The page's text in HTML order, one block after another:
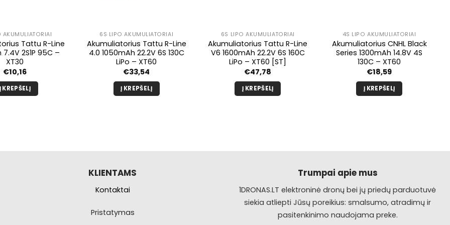
AKUMULIATORIAI
Tattu R-Line
2S1P 95C –
XT30
€10,16
Į KREPŠELĮ
6S LIPO AKUMULIATORIAI
Akumuliatorius Tattu R-Line
4.0 1050mAh 22.2V 6S 130C
LiPo – XT60
€33,54
Į KREPŠELĮ
6S LIPO AKUMULIATORIAI
Akumuliatorius Tattu R-Line
V6 1600mAh 22.2V 6S 160C
LiPo – XT60 [ST]
€47,78
Į KREPŠELĮ
4S LIPO AKUMULIATORIAI
Akumuliatorius CNHL Black
Series 1300mAh 14.8V 4S
130C – XT60
€18,59
Į KREPŠELĮ
KLIENTAMS
Kontaktai
Pristatymas
Trumpai apie mus
1DRONAS.LT elektroninė dronų bei jų priedų parduotuvė
siekia atliepti Jūsų poreikius: smalsumo, atradimų ir
pasitenkinimo naudojama preke.